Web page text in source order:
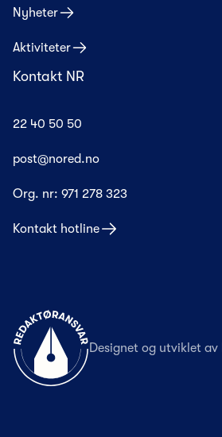
Nyheter
Aktiviteter
Kontakt NR
22 40 50 50
post@nored.no
Org. nr: 971 278 323
Kontakt hotline
Til forsiden
Designet og utviklet av